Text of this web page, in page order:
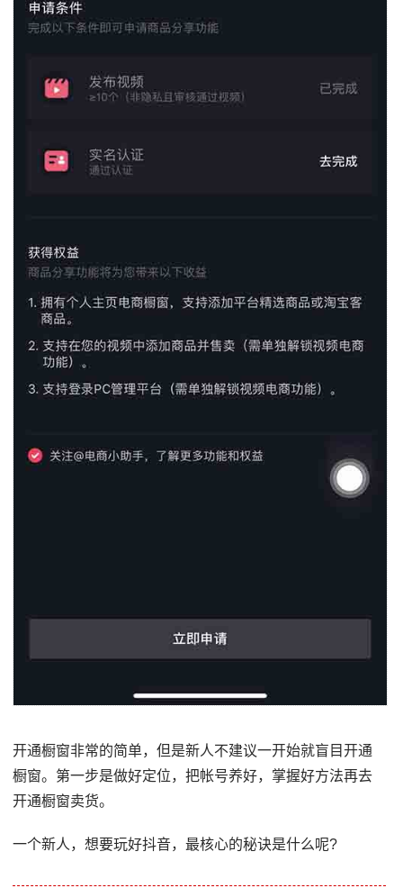
开通橱窗非常的简单，但是新人不建议一开始就盲目开通
橱窗。第一步是做好定位，把帐号养好，掌握好方法再去
开通橱窗卖货。
一个新人，想要玩好抖音，最核心的秘诀是什么呢?